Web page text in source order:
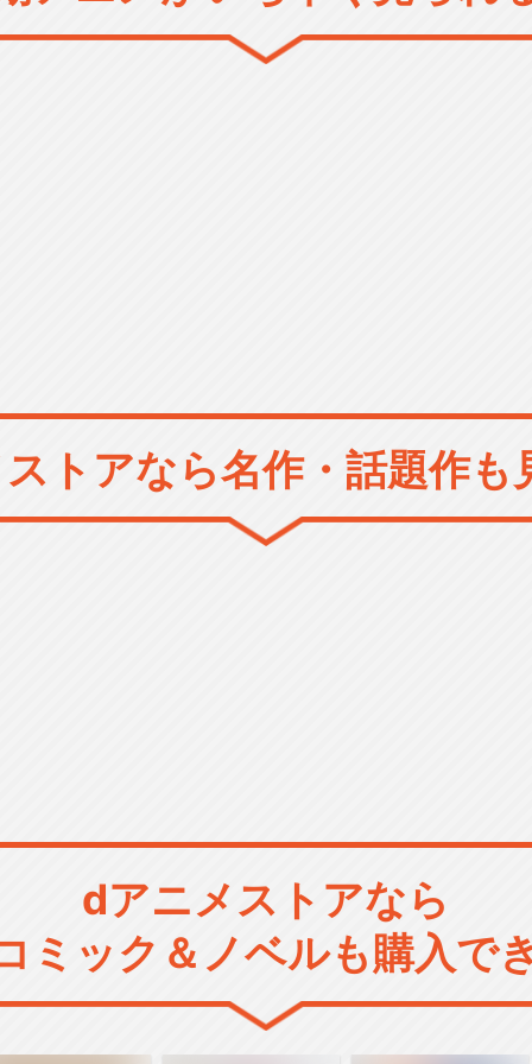
トアなら名作・話題作も
dアニメストアなら
ミック＆ノベルも購入で